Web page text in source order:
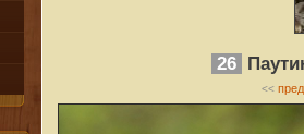
26
<<